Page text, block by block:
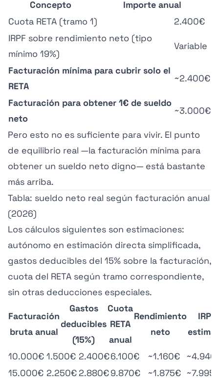
Concepto
Importe anual
Cuota RETA (tramo 1)
2.400€
IRPF sobre rendimiento neto (tipo
mínimo 19%)
Variable
Facturación mínima para cubrir solo el
RETA
~2.400€
Facturación para obtener 1€ de sueldo
neto
~3.000€
Pero esto no es suficiente para vivir. El punto
de equilibrio real —la facturación mínima para
obtener un sueldo neto digno— está bastante
más arriba.
Tabla: sueldo neto real según facturación anual
(2026)
Los cálculos siguientes son estimaciones:
autónomo en estimación directa simplificada,
gastos deducibles del 15% sobre la facturación,
cuota del RETA según tramo correspondiente,
sin otras deducciones especiales.
Facturación
bruta anual
Gastos
deducibles
(15%)
Cuota
RETA
anual
Rendimiento
neto
IRPF
10.000€ 1.500€ 2.400€6.100€ ~1.160€
15.000€ 2.250€ 2.880€9.870€ ~1.875€